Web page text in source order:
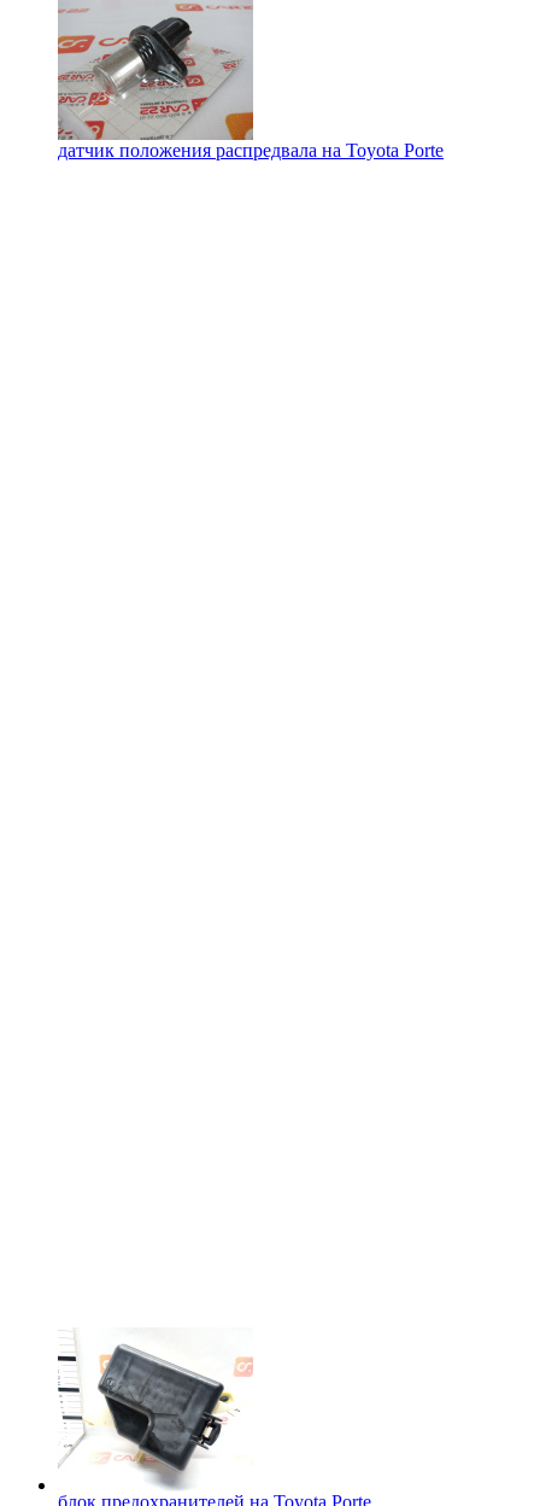
датчик положения распредвала на Toyota Porte
блок предохранителей на Toyota Porte